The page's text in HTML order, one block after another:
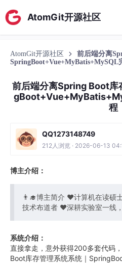
AtomGit开源社区
AtomGit开源社区
前后端分离
SpringBoot+Vue+MyBatis+MySQL
前后端分离Spring Boot库
程
QQ1273148749
212人浏览 · 2026-06-13
博主介绍：
👨‍🎓博主简介 ❤计算机在读硕
技术布道者 ❤深耕实验室一线
系统介绍：
直接拿走，意外获得200多套代码
Boot库存管理系统系统｜